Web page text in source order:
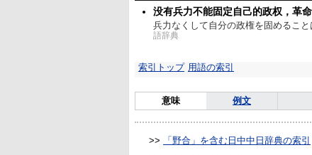
没有兵力不能固定自己的政权，革
兵力なくして自分の政権を固めるこ
語辞典
索引トップ 用語の索引
意味 例文
>> 「野合」を含む日中中日辞典の索引